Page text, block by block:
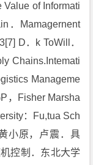
of Informati
．Mamagernent
D．k ToWill．
Chains.Intemati
Manageme
，Fisher Marsha
：Fu,tua Sch
小原，卢震．具
控制．东北大学